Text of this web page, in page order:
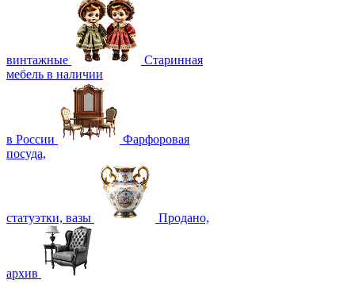
винтажные
Старинная
мебель в наличии
в России
Фарфоровая
посуда,
статуэтки, вазы Продано,
архив